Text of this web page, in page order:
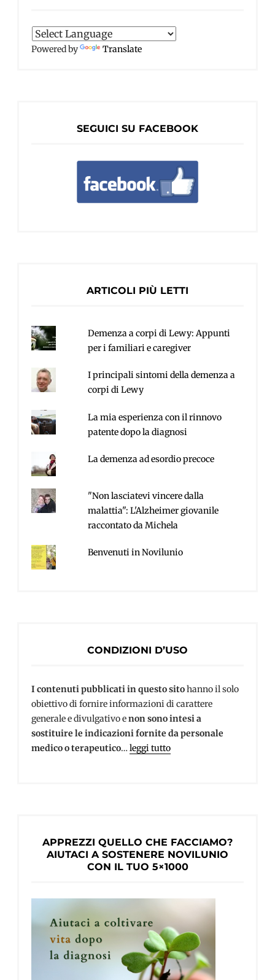
Powered by Translate
SEGUICI SU FACEBOOK
ARTICOLI PIÙ LETTI
Demenza a corpi di Lewy: Appunti
per i familiari e caregiver
I principali sintomi della demenza a
corpi di Lewy
La mia esperienza con il rinnovo
patente dopo la diagnosi
La demenza ad esordio precoce
"Non lasciatevi vincere dalla
malattia": L'Alzheimer giovanile
raccontato da Michela
Benvenuti in Novilunio
CONDIZIONI D’USO
I contenuti pubblicati in questo sitohanno il solo
obiettivo di fornire informazioni di carattere
generale e divulgativo enon sono intesi a
sostituire le indicazioni fornite da personale
medico o terapeutico…leggi tutto
APPREZZI QUELLO CHE FACCIAMO?
AIUTACI A SOSTENERE NOVILUNIO
CON IL TUO 5×1000